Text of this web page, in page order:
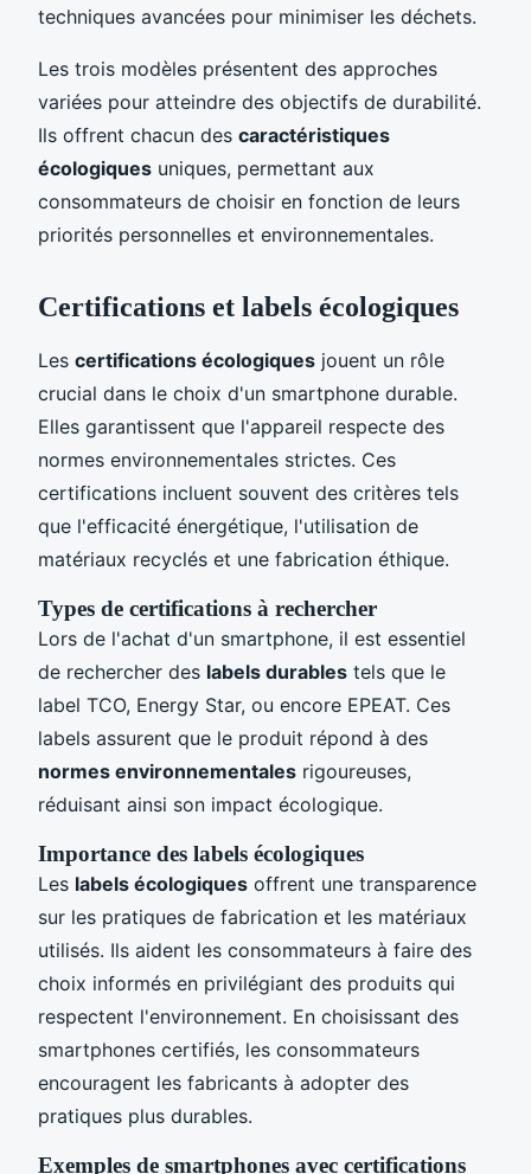
techniques avancées pour minimiser les déchets.
Les trois modèles présentent des approches
variées pour atteindre des objectifs de durabilité.
Ils offrent chacun des caractéristiques
écologiques uniques, permettant aux
consommateurs de choisir en fonction de leurs
priorités personnelles et environnementales.
Certifications et labels écologiques
Les certifications écologiques jouent un rôle
crucial dans le choix d'un smartphone durable.
Elles garantissent que l'appareil respecte des
normes environnementales strictes. Ces
certifications incluent souvent des critères tels
que l'efficacité énergétique, l'utilisation de
matériaux recyclés et une fabrication éthique.
Types de certifications à rechercher
Lors de l'achat d'un smartphone, il est essentiel
de rechercher des labels durables tels que le
label TCO, Energy Star, ou encore EPEAT. Ces
labels assurent que le produit répond à des
normes environnementales rigoureuses,
réduisant ainsi son impact écologique.
Importance des labels écologiques
Les labels écologiques offrent une transparence
sur les pratiques de fabrication et les matériaux
utilisés. Ils aident les consommateurs à faire des
choix informés en privilégiant des produits qui
respectent l'environnement. En choisissant des
smartphones certifiés, les consommateurs
encouragent les fabricants à adopter des
pratiques plus durables.
Exemples de smartphones avec certifications